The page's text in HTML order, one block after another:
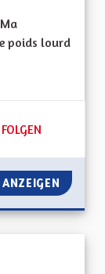
poids lourd
49 FOLLOWER
FOLGEN
UNE ECOTAXE
UNE